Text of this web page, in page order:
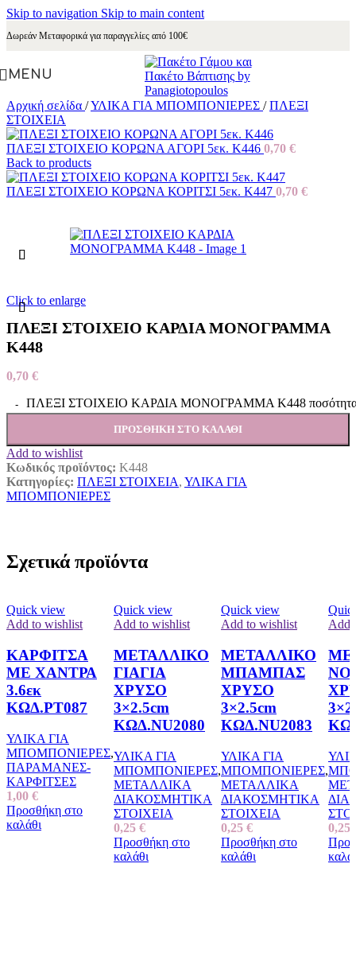
Skip to navigation Skip to main content
Δωρεάν Μεταφορικά για παραγγελίες από 100€
MENU
Αρχική σελίδα /ΥΛΙΚΑ ΓΙΑ ΜΠΟΜΠΟΝΙΕΡΕΣ / ΠΛΕΞΙ
ΣΤΟΙΧΕΙΑ
ΠΛΕΞΙ ΣΤΟΙΧΕΙΟ ΚΟΡΩΝΑ ΑΓΟΡΙ 5εκ. Κ446 0,70 €
Back to products
ΠΛΕΞΙ ΣΤΟΙΧΕΙΟ ΚΟΡΩΝΑ ΚΟΡΙΤΣΙ 5εκ. Κ447 0,70 €
Click to enlarge
ΠΛΕΞΙ ΣΤΟΙΧΕΙΟ ΚΑΡΔΙΑ ΜΟΝΟΓΡΑΜΜΑ
Κ448
0,70 €
ΠΛΕΞΙ ΣΤΟΙΧΕΙΟ ΚΑΡΔΙΑ ΜΟΝΟΓΡΑΜΜΑ Κ448
ΠΡΟΣΘΉΚΗ ΣΤΟ ΚΑΛΆΘΙ
Add to wishlist
Κωδικός προϊόντος: Κ448
Κατηγορίες: ΠΛΕΞΙ ΣΤΟΙΧΕΙΑ, ΥΛΙΚΑ ΓΙΑ
ΜΠΟΜΠΟΝΙΕΡΕΣ
Σχετικά προϊόντα
Quick view
Add to wishlist
ΚΑΡΦΙΤΣΑ
ΜΕ ΧΑΝΤΡΑ
3.6εκ
ΚΩΔ.ΡΤ087
ΥΛΙΚΑ ΓΙΑ
ΜΠΟΜΠΟΝΙΕΡΕΣ,
ΠΑΡΑΜΑΝΕΣ-
ΚΑΡΦΙΤΣΕΣ
1,00 €
Προσθήκη στο
καλάθι
Quick view
Add to wishlist
ΜΕΤΑΛΛΙΚΟ
ΓΙΑΓΙΑ
ΧΡΥΣΟ
3×2.5cm
ΚΩΔ.NU2080
ΥΛΙΚΑ ΓΙΑ
ΜΠΟΜΠΟΝΙΕΡΕΣ,
ΜΕΤΑΛΛΙΚΑ
ΔΙΑΚΟΣΜΗΤΙΚΑ
ΣΤΟΙΧΕΙΑ
0,25 €
Προσθήκη στο
καλάθι
Quick view
Add to wishlist
ΜΕΤΑΛΛΙΚΟ
ΜΠΑΜΠΑΣ
ΧΡΥΣΟ
3×2.5cm
ΚΩΔ.NU2083
ΥΛΙΚΑ ΓΙΑ
ΜΠΟΜΠΟΝΙΕΡΕΣ,
ΜΕΤΑΛΛΙΚΑ
ΔΙΑΚΟΣΜΗΤΙΚΑ
ΣΤΟΙΧΕΙΑ
0,25 €
Προσθήκη στο
καλάθι
Add
0,25